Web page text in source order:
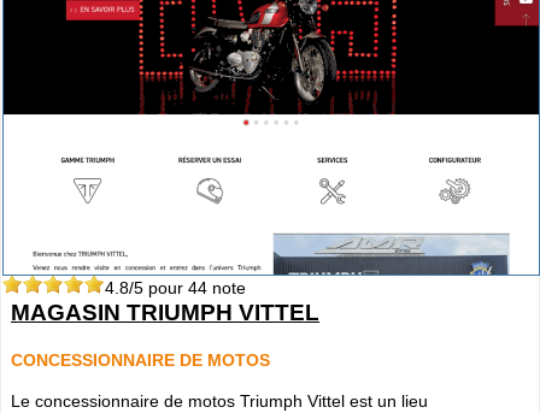
4.8/5 pour 44 note
MAGASIN TRIUMPH VITTEL
CONCESSIONNAIRE DE MOTOS
Le concessionnaire de motos Triumph Vittel est un lieu